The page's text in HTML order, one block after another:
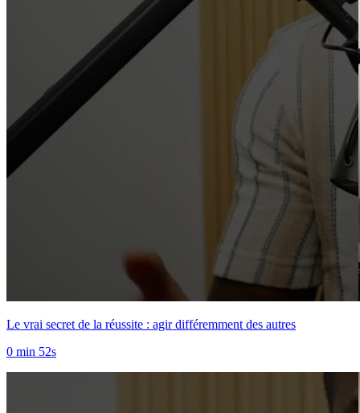
Le vrai secret de la réussite : agir différemment des autres
0 min 52s